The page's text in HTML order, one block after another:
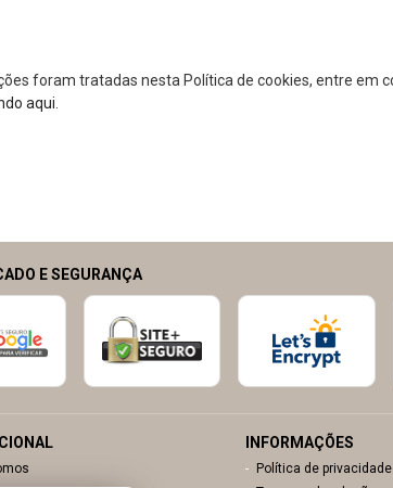
foram tratadas nesta Política de cookies, entre em
aqui
E SEGURANÇA
INFORMAÇÕES
Política de privacidade